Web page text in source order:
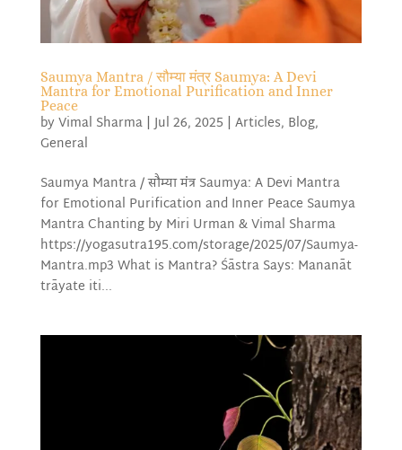
Saumya Mantra / सौम्या मंत्र Saumya: A Devi
Mantra for Emotional Purification and Inner
Peace
byVimal Sharma|Jul 26, 2025 | Articles, Blog,
General
Saumya Mantra / सौम्या मंत्र Saumya: A Devi Mantra
for Emotional Purification and Inner Peace Saumya
Mantra Chanting by Miri Urman & Vimal Sharma
https://yogasutra195.com/storage/2025/07/Saumya-
Mantra.mp3 What is Mantra? Śāstra Says: Mananāt
trāyate iti...